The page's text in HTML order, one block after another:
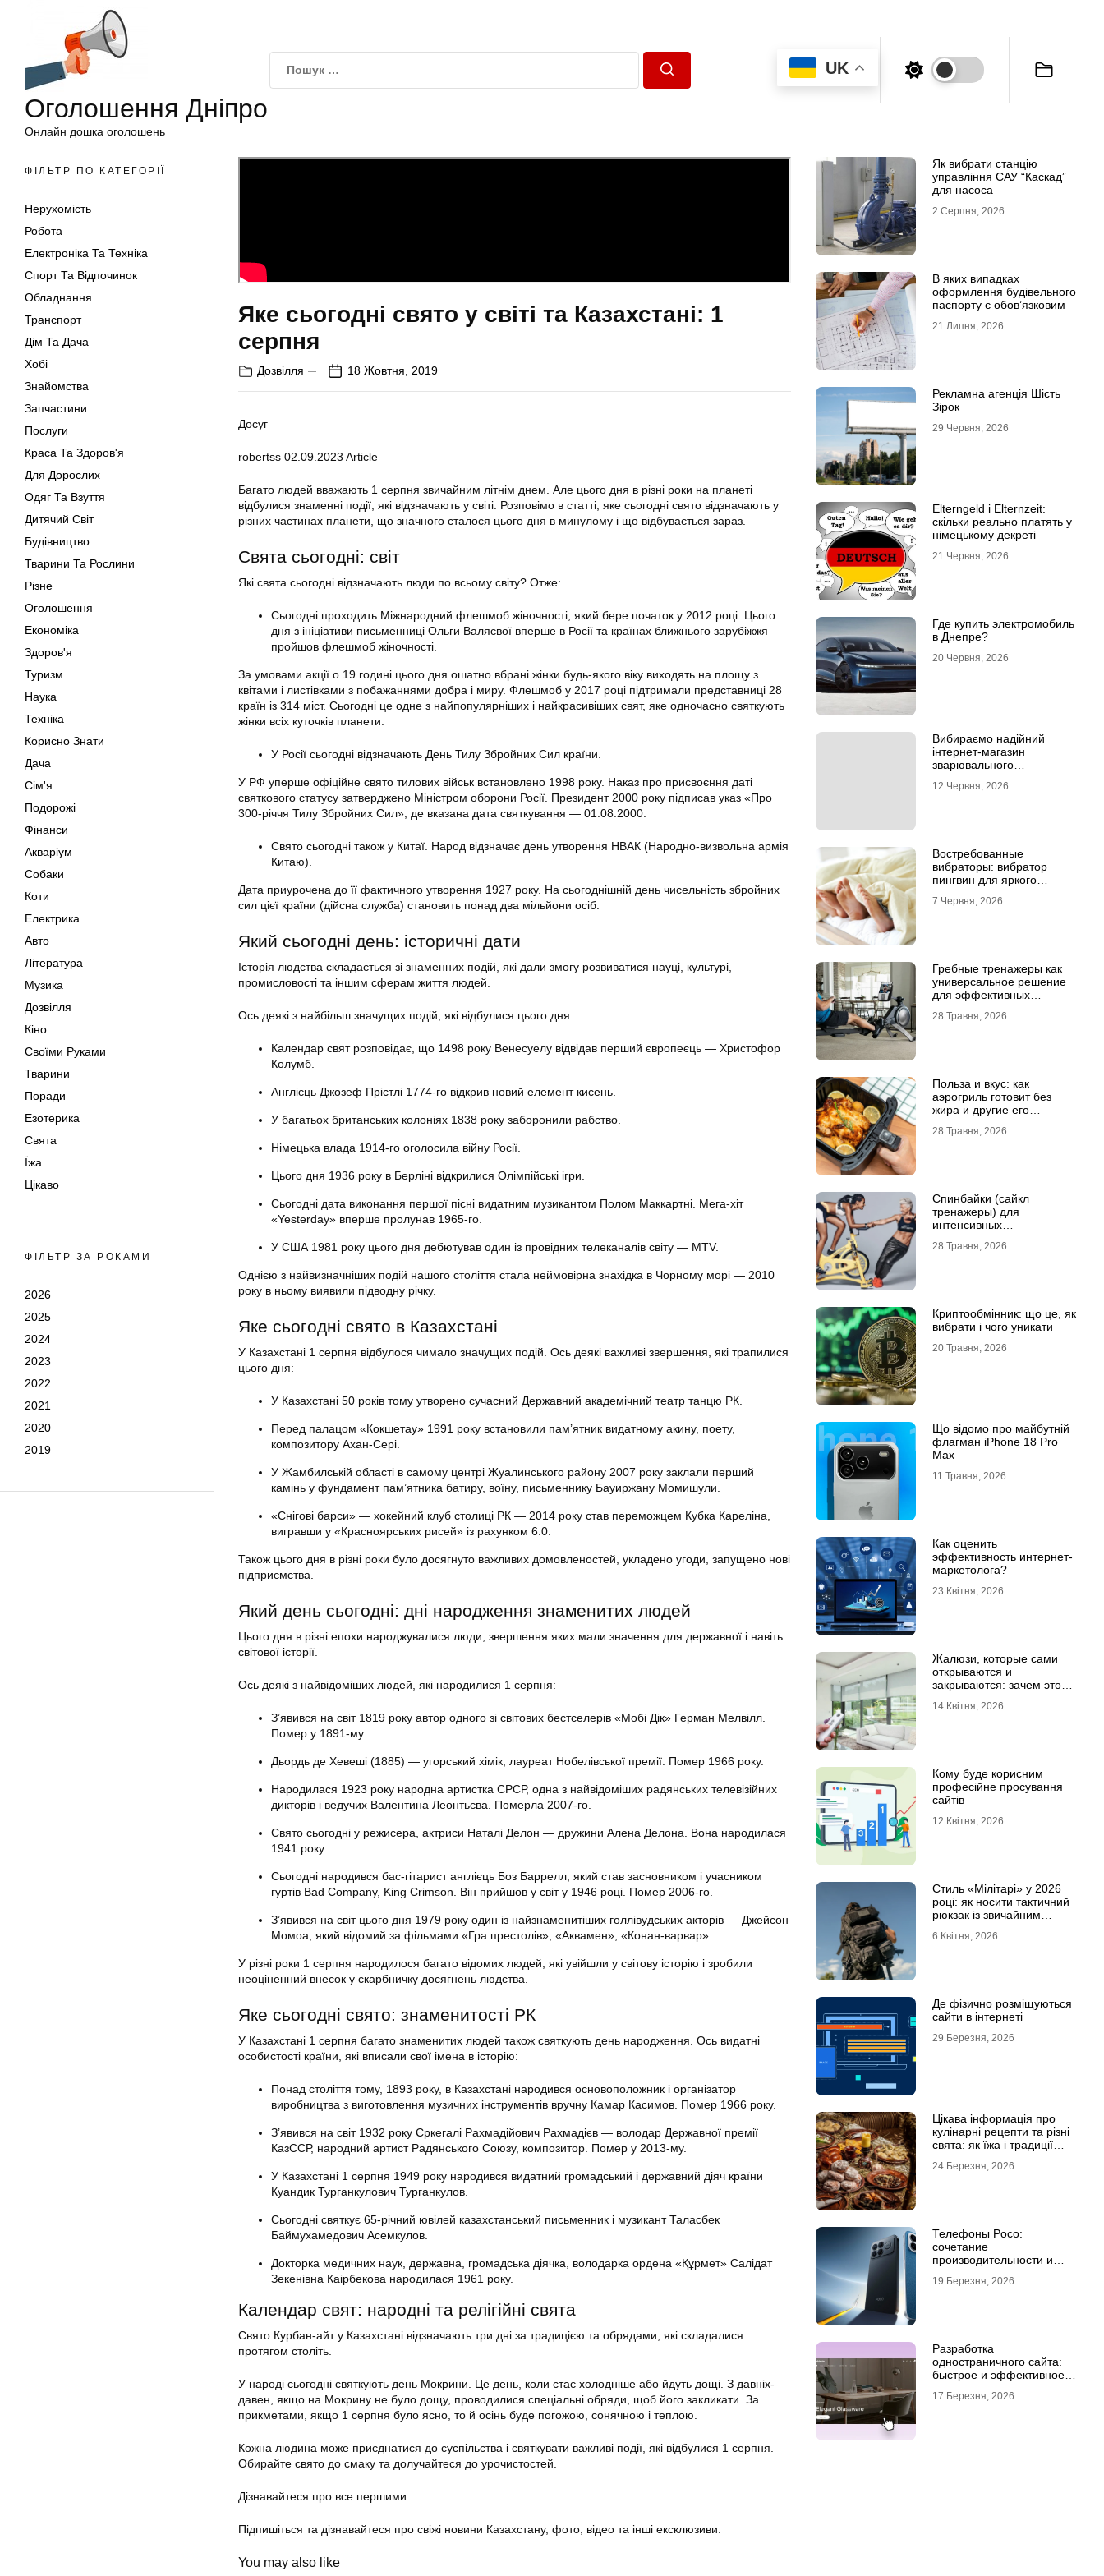
Оголошення Дніпро
Онлайн дошка оголошень
UK
ФІЛЬТР ПО КАТЕГОРІЇ
Нерухомість
Робота
Електроніка Та Техніка
Спорт Та Відпочинок
Обладнання
Транспорт
Дім Та Дача
Хобі
Знайомства
Запчастини
Послуги
Краса Та Здоров'я
Для Дорослих
Одяг Та Взуття
Дитячий Світ
Будівництво
Тварини Та Рослини
Різне
Оголошення
Економіка
Здоров'я
Туризм
Наука
Техніка
Корисно Знати
Дача
Сім'я
Подорожі
Фінанси
Акваріум
Собаки
Коти
Електрика
Авто
Література
Музика
Дозвілля
Кіно
Своїми Руками
Тварини
Поради
Езотерика
Свята
Їжа
Цікаво
ФІЛЬТР ЗА РОКАМИ
2026
2025
2024
2023
2022
2021
2020
2019
Яке сьогодні свято у світі та Казахстані: 1
серпня
Дозвілля 18 Жовтня, 2019
Досуг
robertss 02.09.2023 Article
Багато людей вважають 1 серпня звичайним літнім днем. Але цього дня в різні роки на планеті
відбулися знаменні події, які відзначають у світі. Розповімо в статті, яке сьогодні свято відзначають у
різних частинах планети, що значного сталося цього дня в минулому і що відбувається зараз.
Свята сьогодні: світ
Які свята сьогодні відзначають люди по всьому світу? Отже:
Сьогодні проходить Міжнародний флешмоб жіночності, який бере початок у 2012 році. Цього
дня з ініціативи письменниці Ольги Валяєвої вперше в Росії та країнах ближнього зарубіжжя
пройшов флешмоб жіночності.
За умовами акції о 19 годині цього дня ошатно вбрані жінки будь-якого віку виходять на площу з
квітами і листівками з побажаннями добра і миру. Флешмоб у 2017 році підтримали представниці 28
країн із 314 міст. Сьогодні це одне з найпопулярніших і найкрасивіших свят, яке одночасно святкують
жінки всіх куточків планети.
У Росії сьогодні відзначають День Тилу Збройних Сил країни.
У РФ уперше офіційне свято тилових військ встановлено 1998 року. Наказ про присвоєння даті
святкового статусу затверджено Міністром оборони Росії. Президент 2000 року підписав указ «Про
300-річчя Тилу Збройних Сил», де вказана дата святкування — 01.08.2000.
Свято сьогодні також у Китаї. Народ відзначає день утворення НВАК (Народно-визвольна армія
Китаю).
Дата приурочена до її фактичного утворення 1927 року. На сьогоднішній день чисельність збройних
сил цієї країни (дійсна служба) становить понад два мільйони осіб.
Який сьогодні день: історичні дати
Історія людства складається зі знаменних подій, які дали змогу розвиватися науці, культурі,
промисловості та іншим сферам життя людей.
Ось деякі з найбільш значущих подій, які відбулися цього дня:
Календар свят розповідає, що 1498 року Венесуелу відвідав перший європеєць — Христофор
Колумб.
Англієць Джозеф Прістлі 1774-го відкрив новий елемент кисень.
У багатьох британських колоніях 1838 року заборонили рабство.
Німецька влада 1914-го оголосила війну Росії.
Цього дня 1936 року в Берліні відкрилися Олімпійські ігри.
Сьогодні дата виконання першої пісні видатним музикантом Полом Маккартні. Мега-хіт
«Yesterday» вперше пролунав 1965-го.
У США 1981 року цього дня дебютував один із провідних телеканалів світу — MTV.
Однією з найвизначніших подій нашого століття стала неймовірна знахідка в Чорному морі — 2010
року в ньому виявили підводну річку.
Яке сьогодні свято в Казахстані
У Казахстані 1 серпня відбулося чимало значущих подій. Ось деякі важливі звершення, які трапилися
цього дня:
У Казахстані 50 років тому утворено сучасний Державний академічний театр танцю РК.
Перед палацом «Кокшетау» 1991 року встановили пам’ятник видатному акину, поету,
композитору Ахан-Сері.
У Жамбилській області в самому центрі Жуалинського району 2007 року заклали перший
камінь у фундамент пам’ятника батиру, воїну, письменнику Бауиржану Момишули.
«Снігові барси» — хокейний клуб столиці РК — 2014 року став переможцем Кубка Кареліна,
вигравши у «Красноярських рисей» із рахунком 6:0.
Також цього дня в різні роки було досягнуто важливих домовленостей, укладено угоди, запущено нові
підприємства.
Який день сьогодні: дні народження знаменитих людей
Цього дня в різні епохи народжувалися люди, звершення яких мали значення для державної і навіть
світової історії.
Ось деякі з найвідоміших людей, які народилися 1 серпня:
З’явився на світ 1819 року автор одного зі світових бестселерів «Мобі Дік» Герман Мелвілл.
Помер у 1891-му.
Дьордь де Хевеші (1885) — угорський хімік, лауреат Нобелівської премії. Помер 1966 року.
Народилася 1923 року народна артистка СРСР, одна з найвідоміших радянських телевізійних
дикторів і ведучих Валентина Леонтьєва. Померла 2007-го.
Свято сьогодні у режисера, актриси Наталі Делон — дружини Алена Делона. Вона народилася
1941 року.
Сьогодні народився бас-гітарист англієць Боз Баррелл, який став засновником і учасником
гуртів Bad Company, King Crimson. Він прийшов у світ у 1946 році. Помер 2006-го.
З’явився на світ цього дня 1979 року один із найзнаменитіших голлівудських акторів — Джейсон
Момоа, який відомий за фільмами «Гра престолів», «Аквамен», «Конан-варвар».
У різні роки 1 серпня народилося багато відомих людей, які увійшли у світову історію і зробили
неоціненний внесок у скарбничку досягнень людства.
Яке сьогодні свято: знаменитості РК
У Казахстані 1 серпня багато знаменитих людей також святкують день народження. Ось видатні
особистості країни, які вписали свої імена в історію:
Понад століття тому, 1893 року, в Казахстані народився основоположник і організатор
виробництва з виготовлення музичних інструментів вручну Камар Касимов. Помер 1966 року.
З’явився на світ 1932 року Єркегалі Рахмадійович Рахмадієв — володар Державної премії
КазССР, народний артист Радянського Союзу, композитор. Помер у 2013-му.
У Казахстані 1 серпня 1949 року народився видатний громадський і державний діяч країни
Куандик Турганкулович Турганкулов.
Сьогодні святкує 65-річний ювілей казахстанський письменник і музикант Таласбек
Баймухамедович Асемкулов.
Докторка медичних наук, державна, громадська діячка, володарка ордена «Құрмет» Салідат
Зекенівна Каірбекова народилася 1961 року.
Календар свят: народні та релігійні свята
Свято Курбан-айт у Казахстані відзначають три дні за традицією та обрядами, які складалися
протягом століть.
У народі сьогодні святкують день Мокрини. Це день, коли стає холодніше або йдуть дощі. З давніх-
давен, якщо на Мокрину не було дощу, проводилися спеціальні обряди, щоб його закликати. За
прикметами, якщо 1 серпня було ясно, то й осінь буде погожою, сонячною і теплою.
Кожна людина може приєднатися до суспільства і святкувати важливі події, які відбулися 1 серпня.
Обирайте свято до смаку та долучайтеся до урочистостей.
Дізнавайтеся про все першими
Підпишіться та дізнавайтеся про свіжі новини Казахстану, фото, відео та інші ексклюзиви.
You may also like
Як вибрати станцію
управління САУ “Каскад”
для насоса
2 Серпня, 2026
В яких випадках
оформлення будівельного
паспорту є обов’язковим
21 Липня, 2026
Рекламна агенція Шість
Зірок
29 Червня, 2026
Elterngeld і Elternzeit:
скільки реально платять у
німецькому декреті
21 Червня, 2026
Где купить электромобиль
в Днепре?
20 Червня, 2026
Вибираємо надійний
інтернет-магазин
зварювального
12 Червня, 2026
Востребованные
вибраторы: вибратор
пингвин для яркого
7 Червня, 2026
Гребные тренажеры как
универсальное решение
для эффективных
28 Травня, 2026
Польза и вкус: как
аэрогриль готовит без
жира и другие его
28 Травня, 2026
Спинбайки (сайкл
тренажеры) для
интенсивных
активного образа жизни
28 Травня, 2026
Криптообмінник: що це, як
вибрати і чого уникати
20 Травня, 2026
Що відомо про майбутній
флагман iPhone 18 Pro
Max
11 Травня, 2026
Как оценить
эффективность интернет-
маркетолога?
23 Квітня, 2026
Жалюзи, которые сами
открываются и
закрываются: зачем это
14 Квітня, 2026
Кому буде корисним
професійне просування
сайтів
12 Квітня, 2026
Стиль «Мілітарі» у 2026
році: як носити тактичний
рюкзак із звичайним
6 Квітня, 2026
Де фізично розміщуються
сайти в інтернеті
29 Березня, 2026
Цікава інформація про
кулінарні рецепти та різні
свята: як їжа і традиції
24 Березня, 2026
Телефоны Poco:
сочетание
производительности и
19 Березня, 2026
Разработка
одностраничного сайта:
быстрое и эффективное
17 Березня, 2026